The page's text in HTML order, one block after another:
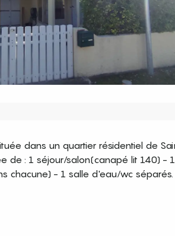
dans un quartier résidentiel de
de : 1 séjour/salon(canapé lit 140) -
chacune) - 1 salle d'eau/wc